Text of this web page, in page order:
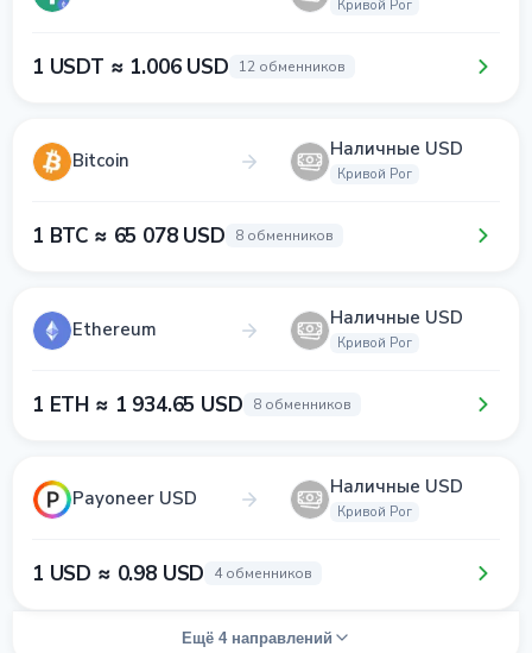
Кривой Рог
1 USDT ≈ 1.006 USD 12 обменников
Bitcoin Наличные USD
Кривой Рог
1 BTC ≈ 65 078 USD 8 обменников
Ethereum Наличные USD
Кривой Рог
1 ETH ≈ 1 934.65 USD 8 обменников
Payoneer USD Наличные USD
Кривой Рог
1 USD ≈ 0.98 USD 4 обменников
Ещё 4 направлений